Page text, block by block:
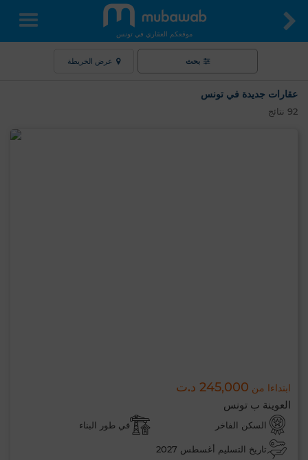
موقعكم العقاري في تونس
بحث عرض الخريطة
عقارات جديدة في تونس
92 نتائج
ابتداءا من 245,000 د.ت
العوينة ب تونس
السكن الفاخر في طور البناء
تاريخ التسليم أغسطس 2027